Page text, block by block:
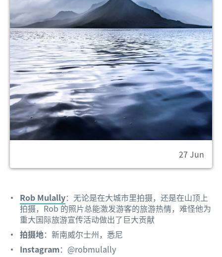
27 Jun
Rob Mulally：无论是在大城市里拍摄，还是在山顶上
拍摄，Rob 的照片总能激发游客的旅游热情，难怪他为
重大国际旅游宣传活动做出了巨大贡献
拍摄地：新南威尔士州，悉尼
Instagram：@robmulally